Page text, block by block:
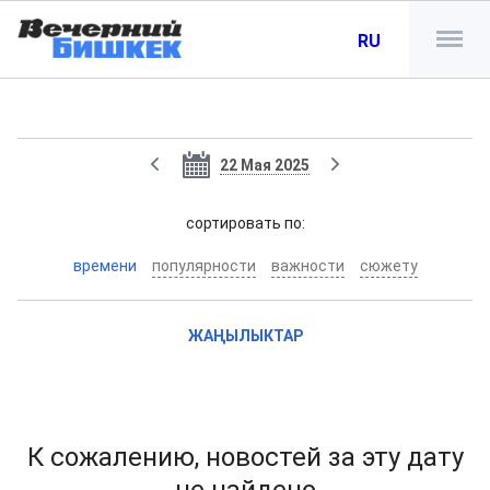
RU
22 Мая 2025
cортировать по:
времени популярности важности сюжету
ЖАҢЫЛЫКТАР
К сожалению, новостей за эту дату